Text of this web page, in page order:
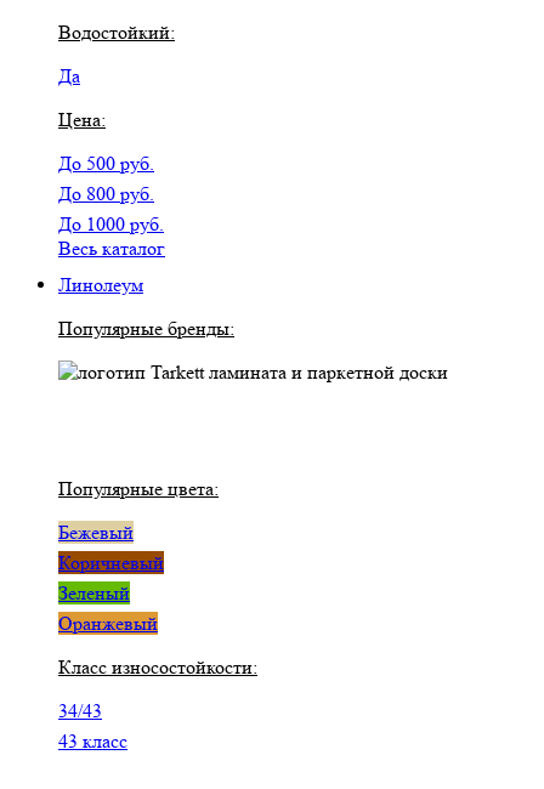
Водостойкий:
Да
Цена:
До 500 руб.
До 800 руб.
До 1000 руб.
Весь каталог
Линолеум
Популярные бренды:
Популярные цвета:
Бежевый
Коричневый
Зеленый
Оранжевый
Класс износостойкости:
34/43
43 класс